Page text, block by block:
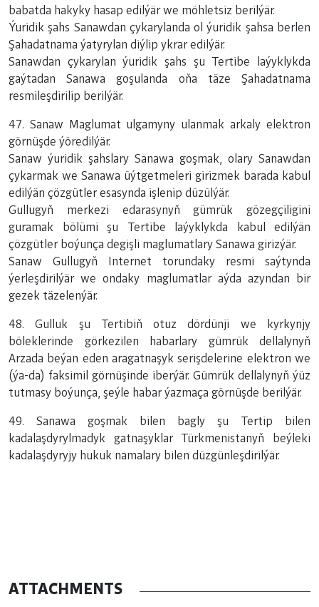
babatda hakyky hasap edilýär we möhletsiz berilýär.
Ýuridik şahs Sanawdan çykarylanda ol ýuridik şahsa berlen
Şahadatnama ýatyrylan diýlip ykrar edilýär.
Sanawdan çykarylan ýuridik şahs şu Tertibe laýyklykda
gaýtadan Sanawa goşulanda oňa täze Şahadatnama
resmileşdirilip berilýär.
47. Sanaw Maglumat ulgamyny ulanmak arkaly elektron
görnüşde ýöredilýär.
Sanaw ýuridik şahslary Sanawa goşmak, olary Sanawdan
çykarmak we Sanawa üýtgetmeleri girizmek barada kabul
edilýän çözgütler esasynda işlenip düzülýär.
Gullugyň merkezi edarasynyň gümrük gözegçiligini
guramak bölümi şu Tertibe laýyklykda kabul edilýän
çözgütler boýunça degişli maglumatlary Sanawa girizýär.
Sanaw Gullugyň Internet torundaky resmi saýtynda
ýerleşdirilýär we ondaky maglumatlar aýda azyndan bir
gezek täzelenýär.
48. Gulluk şu Tertibiň otuz dördünji we kyrkynjy
böleklerinde görkezilen habarlary gümrük dellalynyň
Arzada beýan eden aragatnaşyk serişdelerine elektron we
(ýa-da) faksimil görnüşinde iberýär. Gümrük dellalynyň ýüz
tutmasy boýunça, şeýle habar ýazmaça görnüşde berilýär.
49. Sanawa goşmak bilen bagly şu Tertip bilen
kadalaşdyrylmadyk gatnaşyklar Türkmenistanyň beýleki
kadalaşdyryjy hukuk namalary bilen düzgünleşdirilýär.
ATTACHMENTS